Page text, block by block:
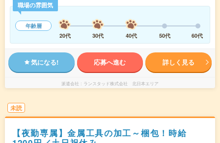
職場の雰囲気
年齢層
20代
30代 40代 50代 60代
気になる! 応募へ進む 詳しく見る
派遣会社 ランスタッド株式会社 北日本エリア
未読
【夜勤専属】金属工具の加工～梱包！時給